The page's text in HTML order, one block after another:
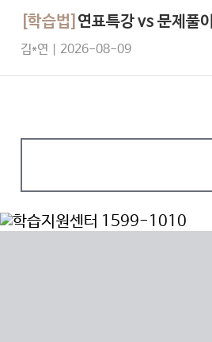
[학습법] 연표특강 vs 문제풀이
김*연 | 2026-08-09